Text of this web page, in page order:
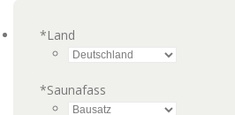
*Land
*Saunafass